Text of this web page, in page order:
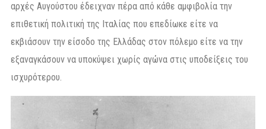
αρχές Αυγούστου έδειχναν πέρα από κάθε αμφιβολία την
επιθετική πολιτική της Ιταλίας που επεδίωκε είτε να
εκβιάσουν την είσοδο της Ελλάδας στον πόλεμο είτε να την
εξαναγκάσουν να υποκύψει χωρίς αγώνα στις υποδείξεις του
ισχυρότερου.